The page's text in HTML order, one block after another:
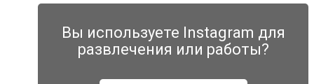
Вы используете Instagram для
развлечения или работы?